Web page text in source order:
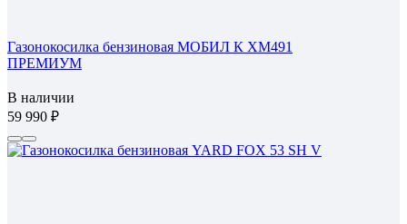
Газонокосилка бензиновая МОБИЛ К XM491
ПРЕМИУМ
В наличии
59 990